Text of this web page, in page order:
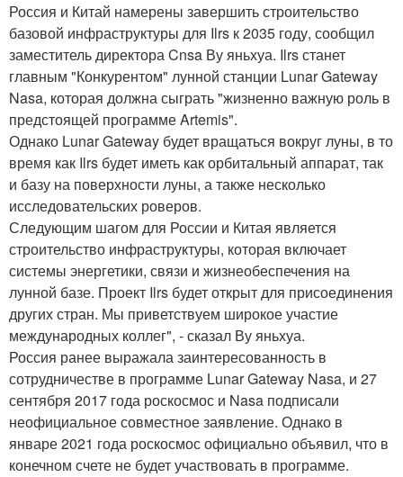
Россия и Китай намерены завершить строительство
базовой инфраструктуры для Ilrs к 2035 году, сообщил
заместитель директора Cnsa Ву яньхуа. Ilrs станет
главным "Конкурентом" лунной станции Lunar Gateway
Nasa, которая должна сыграть "жизненно важную роль в
предстоящей программе Artemis".
Однако Lunar Gateway будет вращаться вокруг луны, в то
время как Ilrs будет иметь как орбитальный аппарат, так
и базу на поверхности луны, а также несколько
исследовательских роверов.
Следующим шагом для России и Китая является
строительство инфраструктуры, которая включает
системы энергетики, связи и жизнеобеспечения на
лунной базе. Проект Ilrs будет открыт для присоединения
других стран. Мы приветствуем широкое участие
международных коллег", - сказал Ву яньхуа.
Россия ранее выражала заинтересованность в
сотрудничестве в программе Lunar Gateway Nasa, и 27
сентября 2017 года роскосмос и Nasa подписали
неофициальное совместное заявление. Однако в
январе 2021 года роскосмос официально объявил, что в
конечном счете не будет участвовать в программе.